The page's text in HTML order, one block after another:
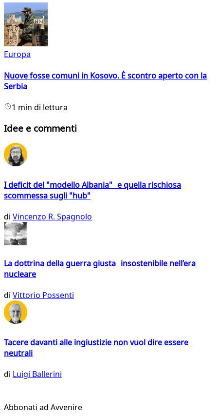
Europa
Nuove fosse comuni in Kosovo. È scontro aperto con la
Serbia
1 min di lettura
Idee e commenti
I deficit del "modello Albania" e quella rischiosa
scommessa sugli "hub"
di Vincenzo R. Spagnolo
La dottrina della guerra giusta insostenibile nell’era
nucleare
di Vittorio Possenti
Tacere davanti alle ingiustizie non vuol dire essere
neutrali
di Luigi Ballerini
Abbonati ad Avvenire